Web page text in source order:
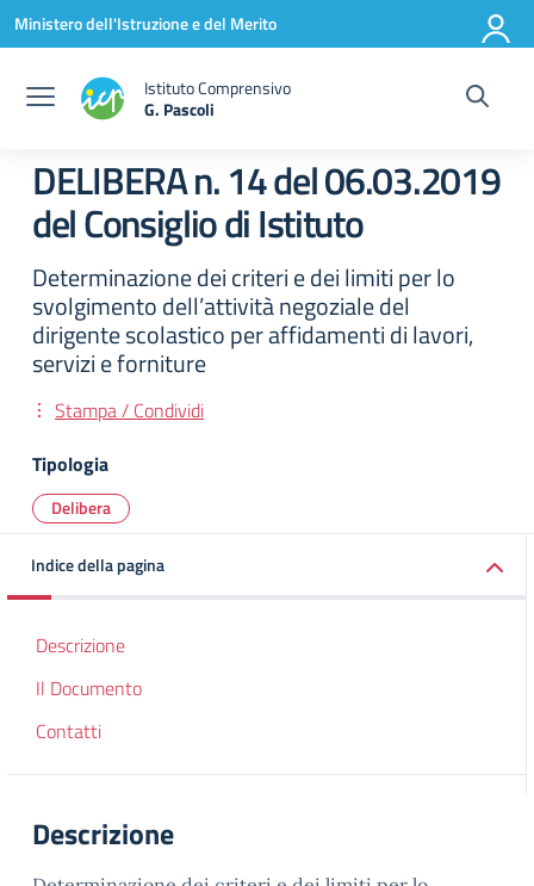
Vai ai contenuti
Vai al menu di navigazione
Vai al footer
Ministero dell'Istruzione e del Merito
Istituto Comprensivo
G. Pascoli
DELIBERA n. 14 del 06.03.2019
del Consiglio di Istituto
Determinazione dei criteri e dei limiti per lo
svolgimento dell’attività negoziale del
dirigente scolastico per affidamenti di lavori,
servizi e forniture
Stampa / Condividi
Tipologia
Delibera
Indice della pagina
Descrizione
Il Documento
Contatti
Descrizione